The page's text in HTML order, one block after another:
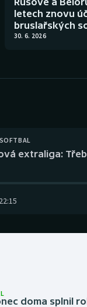
letech znovu
bruslařských
30. 6. 2026
extraliga:
22:15
doma splnil